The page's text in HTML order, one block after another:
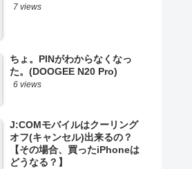
7 views
ちょ。PINがわからなくなっ
た。(DOOGEE N20 Pro)
6 views
J:COMモバイルはクーリング
オフ(キャンセル)出来るの？
【その場合、買ったiPhoneは
どうなる？】